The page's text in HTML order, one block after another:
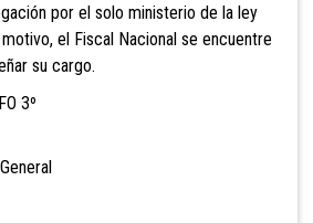
por el solo ministerio de la ley
el Fiscal Nacional se encuentre
su cargo.
3º